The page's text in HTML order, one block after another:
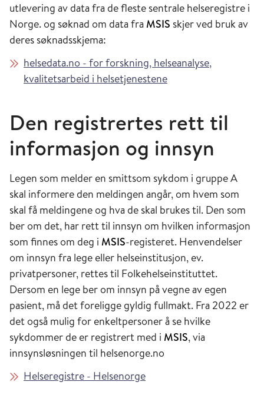
utlevering av data fra de fleste sentrale helseregistre i
Norge. og søknad om data fra MSIS skjer ved bruk av
deres søknadsskjema:
helsedata.no - for forskning, helseanalyse,
kvalitetsarbeid i helsetjenestene
Den registrertes rett til
informasjon og innsyn
Legen som melder en smittsom sykdom i gruppe A
skal informere den meldingen angår, om hvem som
skal få meldingene og hva de skal brukes til. Den som
ber om det, har rett til innsyn om hvilken informasjon
som finnes om deg i MSIS-registeret. Henvendelser
om innsyn fra lege eller helseinstitusjon, ev.
privatpersoner, rettes til Folkehelseinstituttet.
Dersom en lege ber om innsyn på vegne av egen
pasient, må det foreligge gyldig fullmakt. Fra 2022 er
det også mulig for enkeltpersoner å se hvilke
sykdommer de er registrert med i MSIS, via
innsynsløsningen til helsenorge.no
Helseregistre - Helsenorge